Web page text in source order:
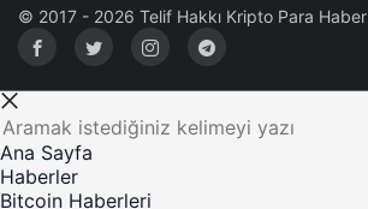
© 2017 - 2026 Telif Hakkı Kripto Para Haber
Ana Sayfa
Haberler
Bitcoin Haberleri